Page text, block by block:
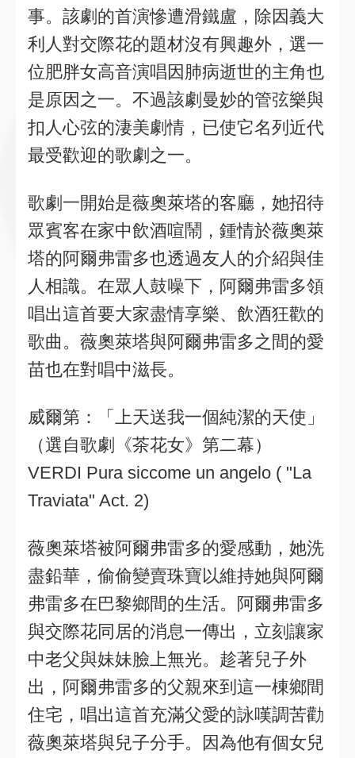
事。該劇的首演慘遭滑鐵盧，除因義大
利人對交際花的題材沒有興趣外，選一
位肥胖女高音演唱因肺病逝世的主角也
是原因之一。不過該劇曼妙的管弦樂與
扣人心弦的淒美劇情，已使它名列近代
最受歡迎的歌劇之一。
歌劇一開始是薇奧萊塔的客廳，她招待
眾賓客在家中飲酒喧鬧，鍾情於薇奧萊
塔的阿爾弗雷多也透過友人的介紹與佳
人相識。在眾人鼓噪下，阿爾弗雷多領
唱出這首要大家盡情享樂、飲酒狂歡的
歌曲。薇奧萊塔與阿爾弗雷多之間的愛
苗也在對唱中滋長。
威爾第：「上天送我一個純潔的天使」
（選自歌劇《茶花女》第二幕）
VERDI Pura siccome un angelo ( "La
Traviata" Act. 2)
薇奧萊塔被阿爾弗雷多的愛感動，她洗
盡鉛華，偷偷變賣珠寶以維持她與阿爾
弗雷多在巴黎鄉間的生活。阿爾弗雷多
與交際花同居的消息一傳出，立刻讓家
中老父與妹妹臉上無光。趁著兒子外
出，阿爾弗雷多的父親來到這一棟鄉間
住宅，唱出這首充滿父愛的詠嘆調苦勸
薇奧萊塔與兒子分手。因為他有個女兒